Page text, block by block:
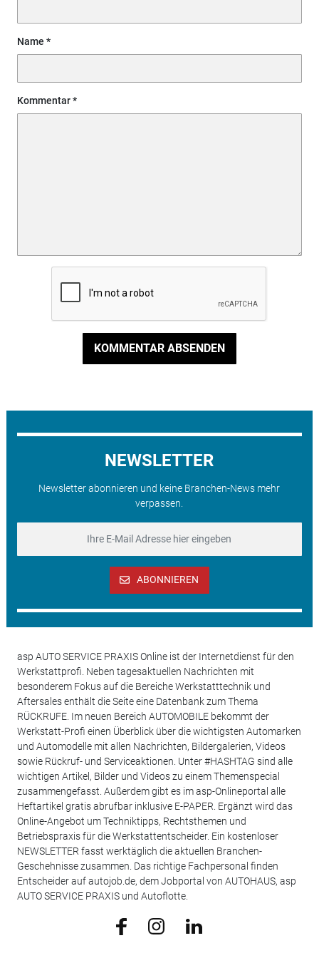
Name
Kommentar
KOMMENTAR ABSENDEN
NEWSLETTER
Newsletter abonnieren und keine Branchen-News mehr
verpassen.
ABONNIEREN
asp AUTO SERVICE PRAXIS Online ist der Internetdienst für den
Werkstattprofi. Neben tagesaktuellen Nachrichten mit
besonderem Fokus auf die Bereiche Werkstatttechnik und
Aftersales enthält die Seite eine Datenbank zum Thema
RÜCKRUFE. Im neuen Bereich AUTOMOBILE bekommt der
Werkstatt-Profi einen Überblick über die wichtigsten Automarken
und Automodelle mit allen Nachrichten, Bildergalerien, Videos
sowie Rückruf- und Serviceaktionen. Unter #HASHTAG sind alle
wichtigen Artikel, Bilder und Videos zu einem Themenspecial
zusammengefasst. Außerdem gibt es im asp-Onlineportal alle
Heftartikel gratis abrufbar inklusive E-PAPER. Ergänzt wird das
Online-Angebot um Techniktipps, Rechtsthemen und
Betriebspraxis für die Werkstattentscheider. Ein kostenloser
NEWSLETTER fasst werktäglich die aktuellen Branchen-
Geschehnisse zusammen. Das richtige Fachpersonal finden
Entscheider auf autojob.de, dem Jobportal von AUTOHAUS, asp
AUTO SERVICE PRAXIS und Autoflotte.